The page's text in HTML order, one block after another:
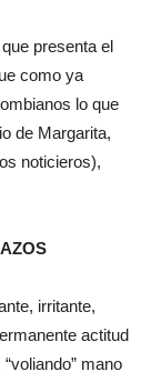
presenta el
como ya
lo que
de Margarita,
noticieros),
irritante,
actitud
mano